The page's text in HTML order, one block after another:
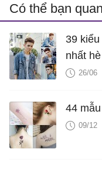
Có thể bạn
39
nhất
26/06
44
09/12